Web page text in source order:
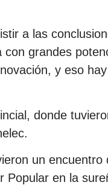
a las
grandes
y eso
donde
un
Popular en la